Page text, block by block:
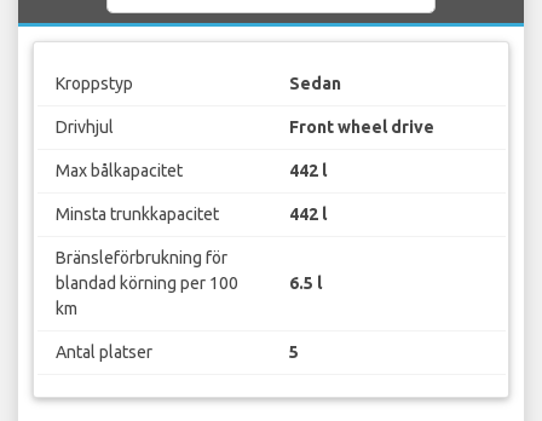
Kroppstyp Sedan
Drivhjul Front wheel drive
Max bålkapacitet 442 l
Minsta trunkkapacitet 442 l
Bränsleförbrukning för
blandad körning per 100
km
6.5 l
Antal platser 5